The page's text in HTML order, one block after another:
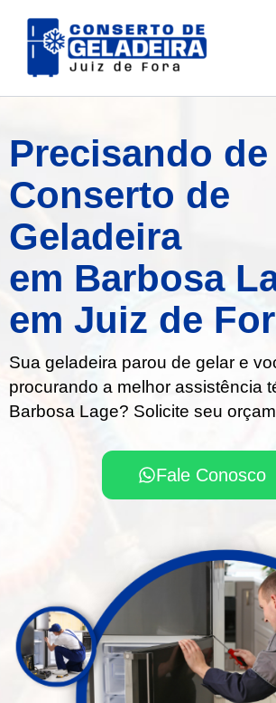
para
Precisando de
Conserto de
Geladeira
em Barbosa
em Juiz de
Sua geladeira parou de gelar e
procurando a melhor assistência
Barbosa Lage? Solicite seu
Fale Conosco